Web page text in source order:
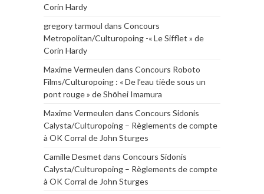
Corin Hardy
gregory tarmoul dans Concours
Metropolitan/Culturopoing -« Le Sifflet » de
Corin Hardy
Maxime Vermeulen dans Concours Roboto
Films/Culturopoing : « De l’eau tiède sous un
pont rouge » de Shōhei Imamura
Maxime Vermeulen dans Concours Sidonis
Calysta/Culturopoing – Règlements de compte
à OK Corral de John Sturges
Camille Desmet dans Concours Sidonis
Calysta/Culturopoing – Règlements de compte
à OK Corral de John Sturges